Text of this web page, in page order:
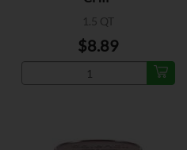
1.5 QT
$8.89